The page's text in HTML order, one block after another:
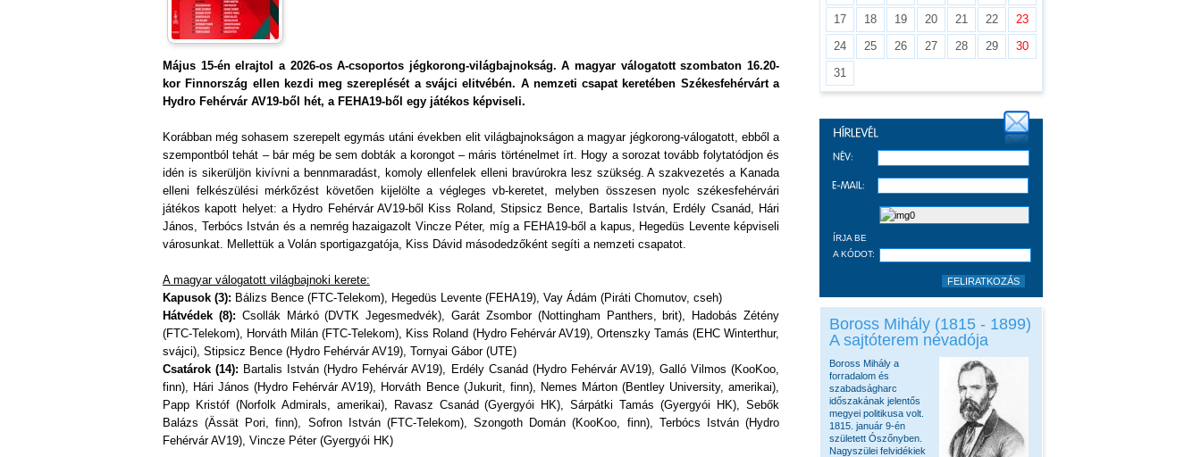
Május 15-én elrajtol a 2026-os A-csoportos jégkorong-világbajnokság. A magyar válogatott szombaton 16.20-
kor Finnország ellen kezdi meg szereplését a svájci elitvébén. A nemzeti csapat keretében Székesfehérvárt a
Hydro Fehérvár AV19-ből hét, a FEHA19-ből egy játékos képviseli.
Korábban még sohasem szerepelt egymás utáni években elit világbajnokságon a magyar jégkorong-válogatott, ebből a
szempontból tehát – bár még be sem dobták a korongot – máris történelmet írt. Hogy a sorozat tovább folytatódjon és
idén is sikerüljön kivívni a bennmaradást, komoly ellenfelek elleni bravúrokra lesz szükség. A szakvezetés a Kanada
elleni felkészülési mérkőzést követően kijelölte a végleges vb-keretet, melyben összesen nyolc székesfehérvári
játékos kapott helyet: a Hydro Fehérvár AV19-ből Kiss Roland, Stipsicz Bence, Bartalis István, Erdély Csanád, Hári
János, Terbócs István és a nemrég hazaigazolt Vincze Péter, míg a FEHA19-ből a kapus, Hegedüs Levente képviseli
városunkat. Mellettük a Volán sportigazgatója, Kiss Dávid másodedzőként segíti a nemzeti csapatot.
A magyar válogatott világbajnoki kerete:
Kapusok (3): Bálizs Bence (FTC-Telekom), Hegedüs Levente (FEHA19), Vay Ádám (Piráti Chomutov, cseh)
Hátvédek (8): Csollák Márkó (DVTK Jegesmedvék), Garát Zsombor (Nottingham Panthers, brit), Hadobás Zétény
(FTC-Telekom), Horváth Milán (FTC-Telekom), Kiss Roland (Hydro Fehérvár AV19), Ortenszky Tamás (EHC Winterthur,
svájci), Stipsicz Bence (Hydro Fehérvár AV19), Tornyai Gábor (UTE)
Csatárok (14): Bartalis István (Hydro Fehérvár AV19), Erdély Csanád (Hydro Fehérvár AV19), Galló Vilmos (KooKoo,
finn), Hári János (Hydro Fehérvár AV19), Horváth Bence (Jukurit, finn), Nemes Márton (Bentley University, amerikai),
Papp Kristóf (Norfolk Admirals, amerikai), Ravasz Csanád (Gyergyói HK), Sárpátki Tamás (Gyergyói HK), Sebők
Balázs (Ässät Pori, finn), Sofron István (FTC-Telekom), Szongoth Domán (KooKoo, finn), Terbócs István (Hydro
Fehérvár AV19), Vincze Péter (Gyergyói HK)
17
18 19 20 21 22
23
24
25 26 27 28 29
30
31
ÍRJA BE
A KÓDOT:
Boross Mihály (1815 - 1899)
A sajtóterem névadója
Boross Mihály a
forradalom és
szabadságharc
időszakának jelentős
megyei politikusa volt.
1815. január 9-én
született Ószőnyben.
Nagyszülei felvidékiek